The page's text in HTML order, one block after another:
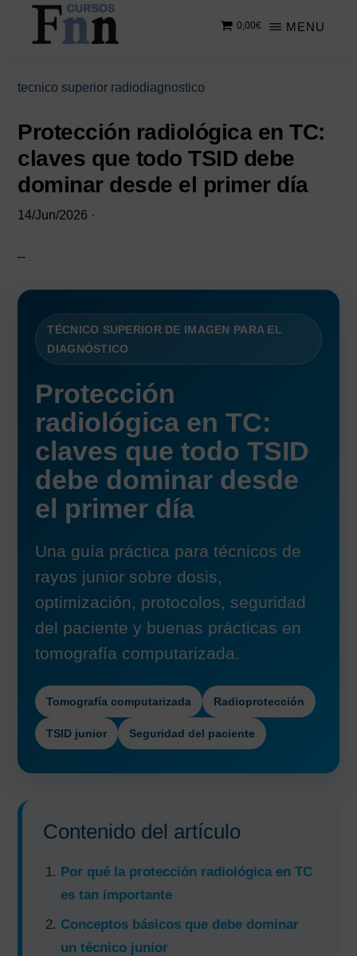
Saltar
contenido
Saltar
lateral
MENU
0,00€
tecnico superior radiodiagnostico
Protección radiológica en TC:
claves que todo TSID debe
dominar desde el primer día
14/Jun/2026 ·
TÉCNICO SUPERIOR DE IMAGEN PARA EL
DIAGNÓSTICO
Protección
radiológica en TC:
claves que todo TSID
debe dominar desde
el primer día
Una guía práctica para técnicos de
rayos junior sobre dosis,
optimización, protocolos, seguridad
del paciente y buenas prácticas en
tomografía computarizada.
Tomografía computarizada Radioprotección
TSID junior Seguridad del paciente
Contenido del artículo
Por qué la protección radiológica en TC
es tan importante
Conceptos básicos que debe dominar
un técnico junior